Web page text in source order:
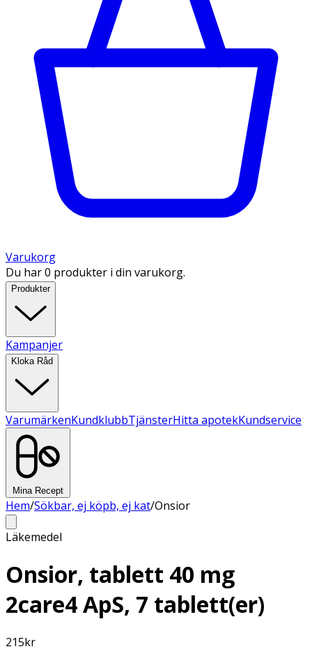
Varukorg
Du har 0 produkter i din varukorg.
Produkter
Kampanjer
Kloka Råd
VarumärkenKundklubbTjänsterHitta apotekKundservice
Mina Recept
Hem/Sökbar, ej köpb, ej kat/Onsior
Läkemedel
Onsior, tablett 40 mg
2care4 ApS, 7 tablett(er)
215kr